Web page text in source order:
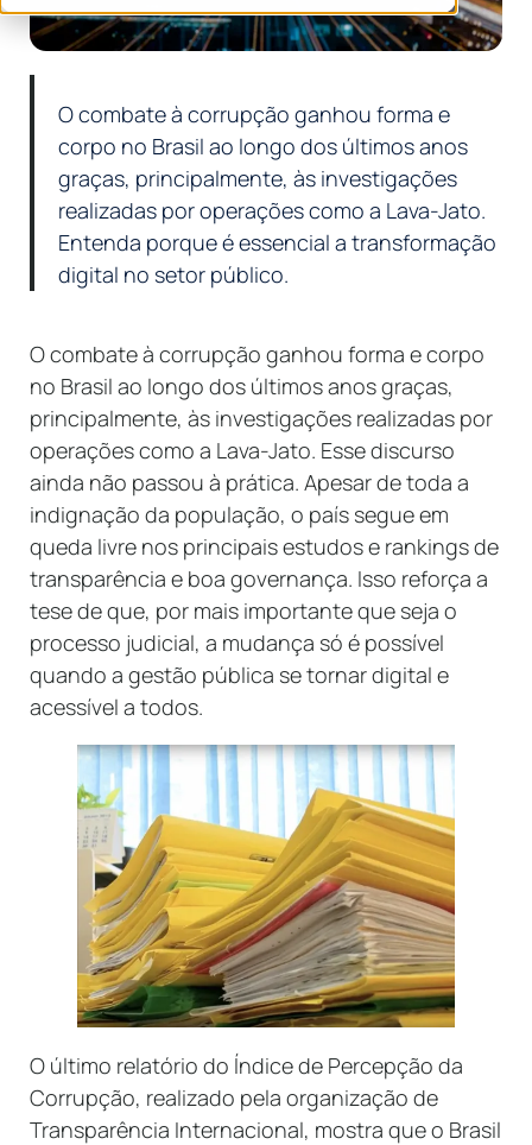
O combate à corrupção ganhou forma e
corpo no Brasil ao longo dos últimos anos
graças, principalmente, às investigações
realizadas por operações como a Lava-Jato.
Entenda porque é essencial a transformação
digital no setor público.
O combate à corrupção ganhou forma e corpo
no Brasil ao longo dos últimos anos graças,
principalmente, às investigações realizadas por
operações como a Lava-Jato. Esse discurso
ainda não passou à prática. Apesar de toda a
indignação da população, o país segue em
queda livre nos principais estudos e rankings de
transparência e boa governança. Isso reforça a
tese de que, por mais importante que seja o
processo judicial, a mudança só é possível
quando a gestão pública se tornar digital e
acessível a todos.
O último relatório do Índice de Percepção da
Corrupção, realizado pela organização de
Transparência Internacional, mostra que o Brasil